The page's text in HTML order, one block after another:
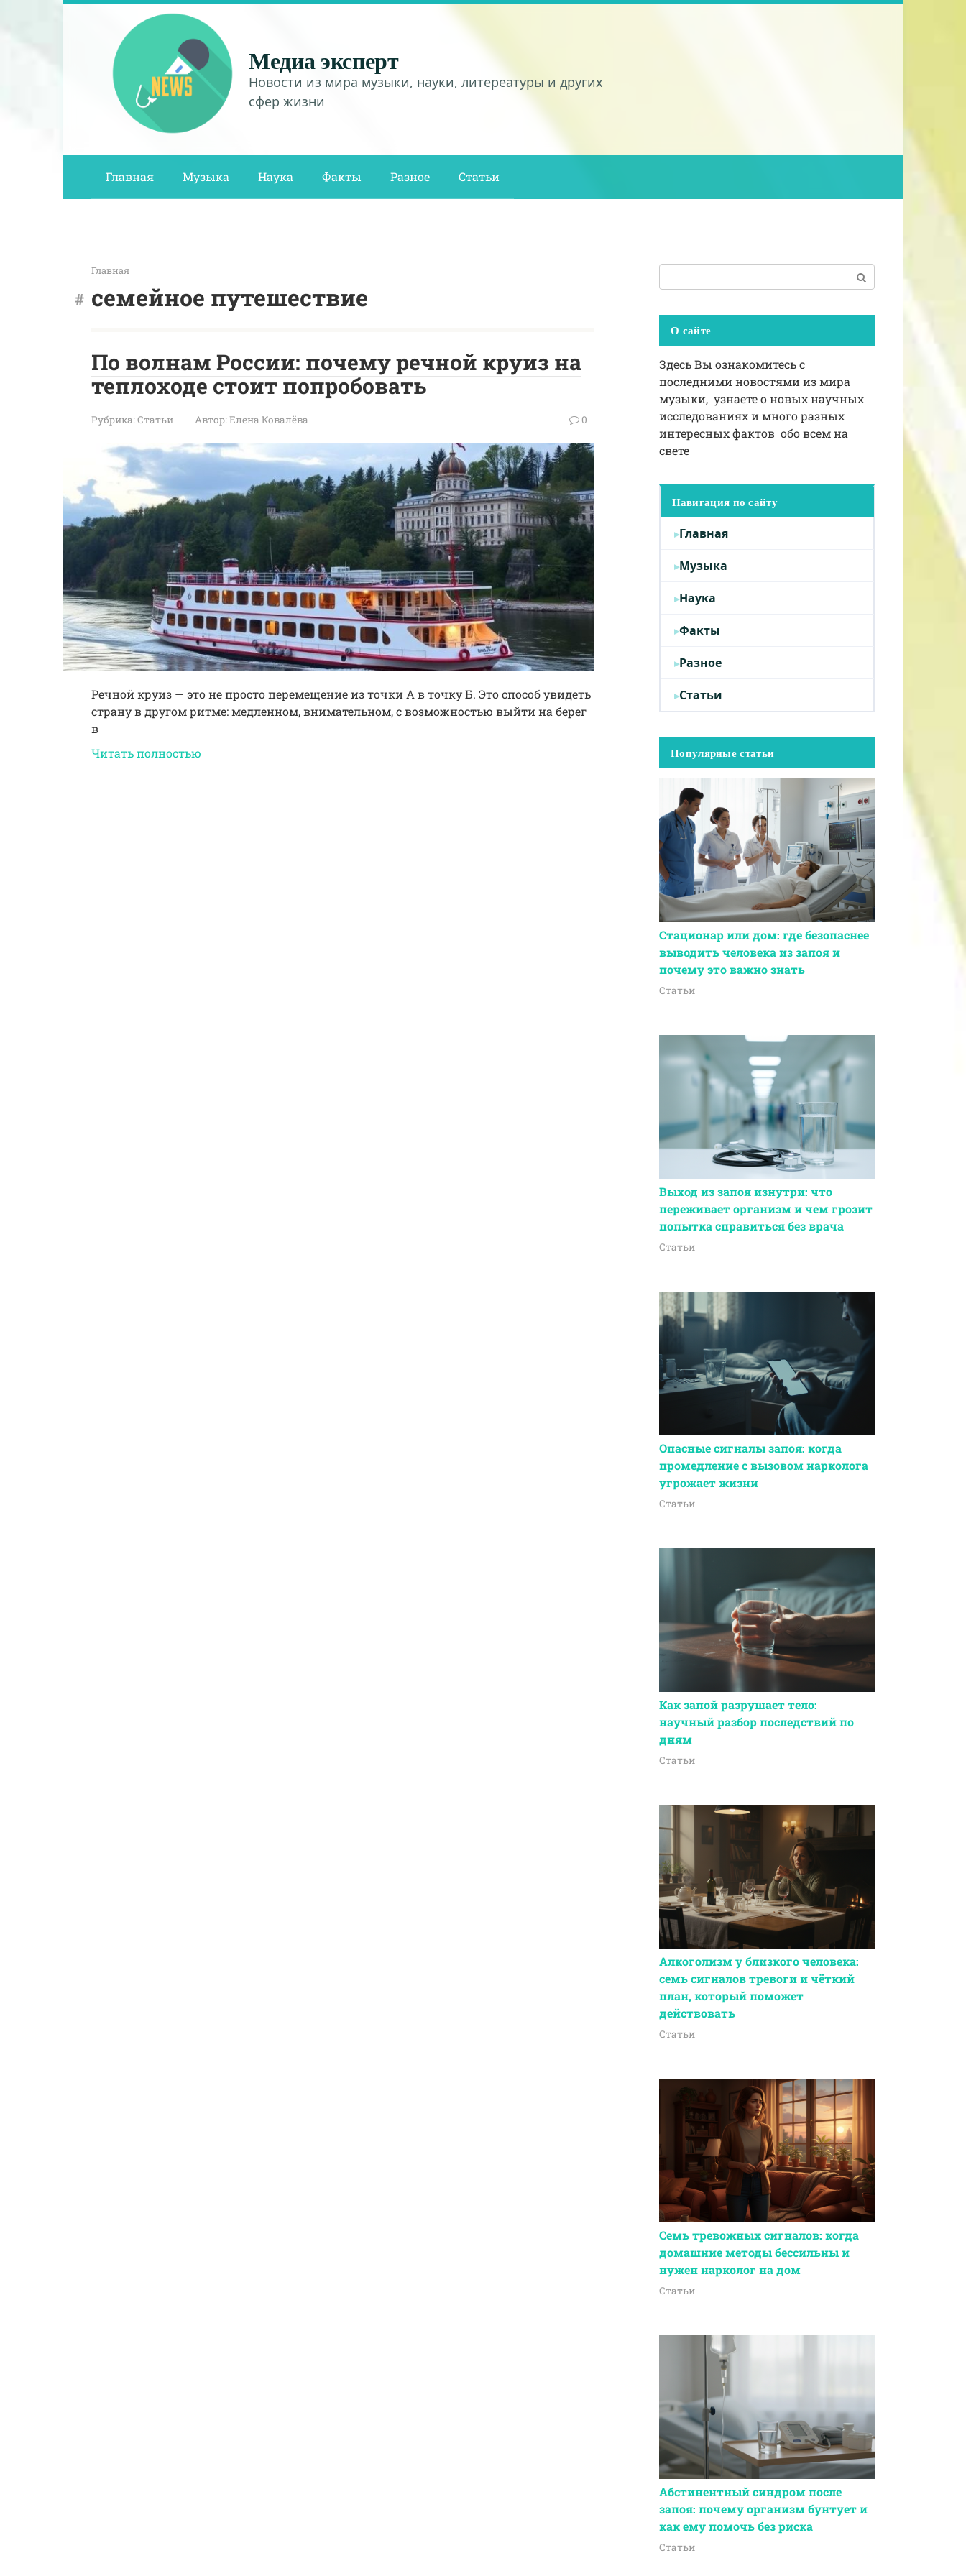
Медиа эксперт
Новости из мира музыки, науки, литереатуры и других
сфер жизни
Главная Музыка Наука Факты Разное Статьи
Главная
семейное путешествие
По волнам России: почему речной круиз на
теплоходе стоит попробовать
Рубрика:Статьи Автор:Елена Ковалёва 0
Речной круиз — это не просто перемещение из точки А в точку Б. Это способ увидеть
страну в другом ритме: медленном, внимательном, с возможностью выйти на берег
в
Читать полностью
О сайте
Здесь Вы ознакомитесь с
последними новостями из мира
музыки, узнаете о новых научных
исследованиях и много разных
интересных фактов обо всем на
свете
Навигация по сайту
Главная
Музыка
Наука
Факты
Разное
Статьи
Популярные статьи
Стационар или дом: где безопаснее
выводить человека из запоя и
почему это важно знать
Статьи
Выход из запоя изнутри: что
переживает организм и чем грозит
попытка справиться без врача
Статьи
Опасные сигналы запоя: когда
промедление с вызовом нарколога
угрожает жизни
Статьи
Как запой разрушает тело:
научный разбор последствий по
дням
Статьи
Алкоголизм у близкого человека:
семь сигналов тревоги и чёткий
план, который поможет
действовать
Статьи
Семь тревожных сигналов: когда
домашние методы бессильны и
нужен нарколог на дом
Статьи
Абстинентный синдром после
запоя: почему организм бунтует и
как ему помочь без риска
Статьи